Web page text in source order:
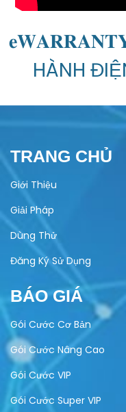
𝐞𝐖𝐀𝐑𝐑𝐀𝐍𝐓𝐘
HÀNH
TRANG CHỦ
Giới Thiệu
Giải Pháp
Dùng Thử
Đăng Ký Sử Dụng
BÁO GIÁ
Gói Cước Cơ Bản
Gói Cước Nâng Cao
Gói Cước VIP
Gói Cước Super VIP